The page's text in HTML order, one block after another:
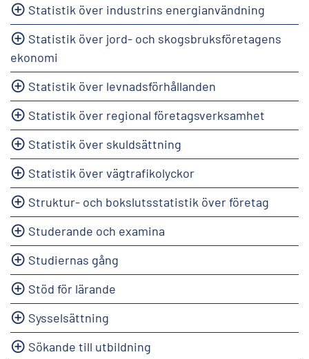
Statistik över industrins energianvändning
Statistik över jord- och skogsbruksföretagens
ekonomi
Statistik över levnadsförhållanden
Statistik över regional företagsverksamhet
Statistik över skuldsättning
Statistik över vägtrafikolyckor
Struktur- och bokslutsstatistik över företag
Studerande och examina
Studiernas gång
Stöd för lärande
Sysselsättning
Sökande till utbildning